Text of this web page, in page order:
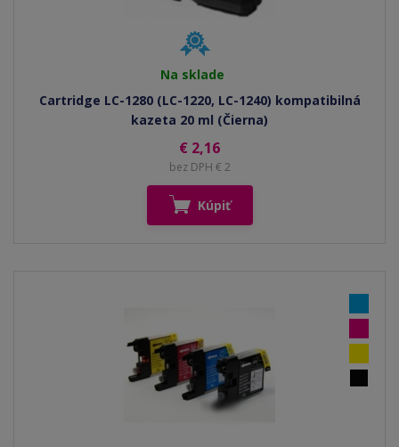
Na sklade
Cartridge LC-1280 (LC-1220, LC-1240) kompatibilná
kazeta 20 ml (Čierna)
€ 2,16
bez DPH € 2
Kúpiť